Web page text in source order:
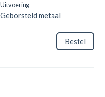
Uitvoering
Geborsteld metaal
Bestel